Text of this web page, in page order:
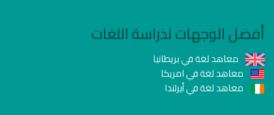
أفضل الوجهات لدراسة اللغات
معاهد لغة في بريطانيا
معاهد لغة في امريكا
معاهد لغة في أيرلندا